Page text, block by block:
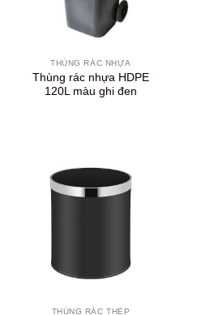
THÙNG RÁC NHỰA
Thùng rác nhựa HDPE
120L màu ghi đen
THÙNG RÁC THÉP